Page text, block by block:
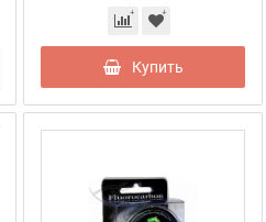
Купить